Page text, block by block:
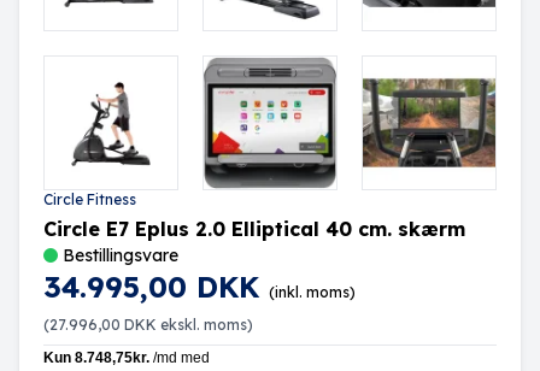
Circle Fitness
Circle E7 Eplus 2.0 Elliptical 40 cm. skærm
Bestillingsvare
34.995,00 DKK (inkl. moms)
(27.996,00 DKK ekskl. moms)